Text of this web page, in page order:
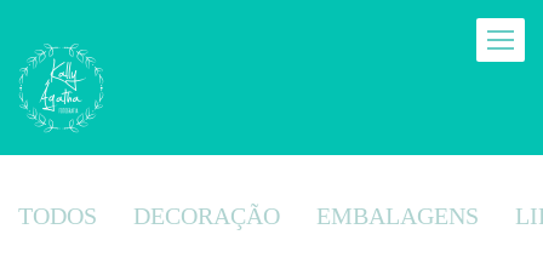
TODOS DECORAÇÃO EMBALAGENS